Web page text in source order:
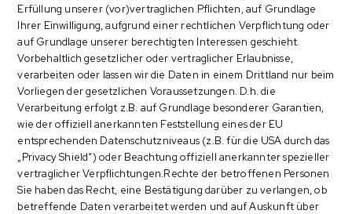
Erfüllung unserer (vor)vertraglichen Pflichten, auf Grundlage
Ihrer Einwilligung, aufgrund einer rechtlichen Verpflichtung oder
auf Grundlage unserer berechtigten Interessen geschieht.
Vorbehaltlich gesetzlicher oder vertraglicher Erlaubnisse,
verarbeiten oder lassen wir die Daten in einem Drittland nur beim
Vorliegen der gesetzlichen Voraussetzungen. D.h. die
Verarbeitung erfolgt z.B. auf Grundlage besonderer Garantien,
wie der offiziell anerkannten Feststellung eines der EU
entsprechenden Datenschutzniveaus (z.B. für die USA durch das
„Privacy Shield“) oder Beachtung offiziell anerkannter spezieller
vertraglicher Verpflichtungen.Rechte der betroffenen Personen
Sie haben das Recht, eine Bestätigung darüber zu verlangen, ob
betreffende Daten verarbeitet werden und auf Auskunft über